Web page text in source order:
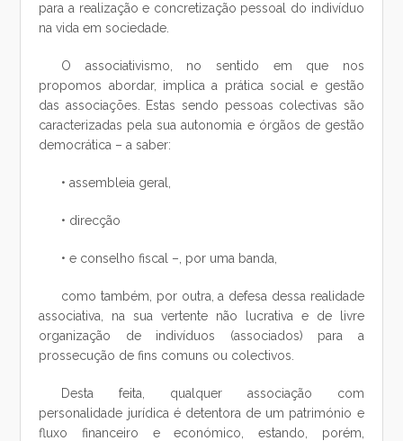
para a realização e concretização pessoal do indivíduo
na vida em sociedade.
O associativismo, no sentido em que nos
propomos abordar, implica a prática social e gestão
das associações. Estas sendo pessoas colectivas são
caracterizadas pela sua autonomia e órgãos de gestão
democrática – a saber:
• assembleia geral,
• direcção
• e conselho fiscal –, por uma banda,
como também, por outra, a defesa dessa realidade
associativa, na sua vertente não lucrativa e de livre
organização de indivíduos (associados) para a
prossecução de fins comuns ou colectivos.
Desta feita, qualquer associação com
personalidade jurídica é detentora de um património e
fluxo financeiro e económico, estando, porém,